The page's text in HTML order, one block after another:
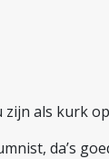
als kurk
da’s